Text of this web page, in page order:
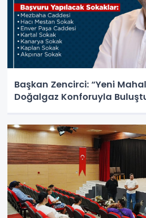
Başkan Zencirci: “Yeni
Doğalgaz Konforuyla